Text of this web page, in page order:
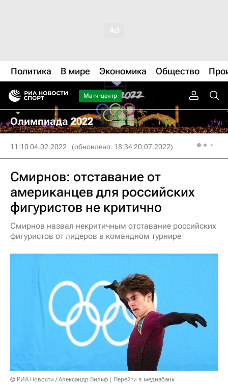
Политика В мире Экономика Общество
Матч-центр
Олимпиада 2022
11:10 04.02.2022 (обновлено: 18:34 20.07.2022)
Смирнов: отставание от
американцев для российских
фигуристов не критично
Смирнов назвал некритичным отставание российских
фигуристов от лидеров в командном турнире
© РИА Новости / Александр Вильф Перейти в медиабанк